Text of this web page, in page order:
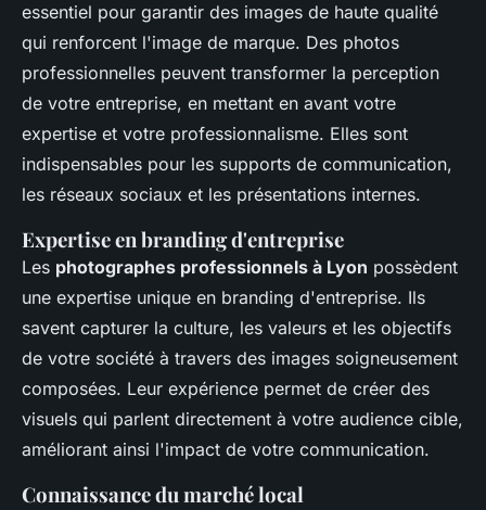
essentiel pour garantir des images de haute qualité
qui renforcent l'image de marque. Des photos
professionnelles peuvent transformer la perception
de votre entreprise, en mettant en avant votre
expertise et votre professionnalisme. Elles sont
indispensables pour les supports de communication,
les réseaux sociaux et les présentations internes.
Expertise en branding d'entreprise
Les photographes professionnels à Lyon possèdent
une expertise unique en branding d'entreprise. Ils
savent capturer la culture, les valeurs et les objectifs
de votre société à travers des images soigneusement
composées. Leur expérience permet de créer des
visuels qui parlent directement à votre audience cible,
améliorant ainsi l'impact de votre communication.
Connaissance du marché local